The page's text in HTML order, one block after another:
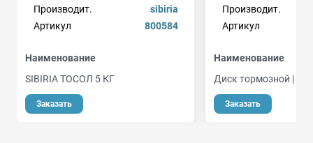
Производит.
sibiria
Артикул
800584
Наименование
SIВIRIA TОСОЛ 5 КГ
Заказать
Производит.
Артикул
Наименование
Диск тормозной |
Заказать